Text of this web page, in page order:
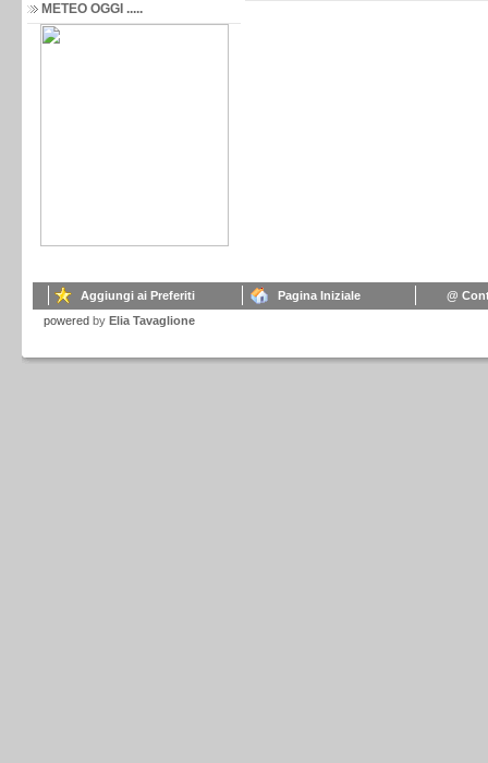
METEO OGGI .....
Aggiungi ai Preferiti Pagina Iniziale
@
powered by Elia Tavaglione